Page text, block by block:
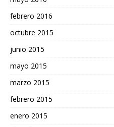
febrero 2016
octubre 2015
junio 2015
mayo 2015
marzo 2015
febrero 2015
enero 2015